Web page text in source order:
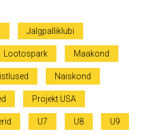
Jalgpalliklubi
Lootospark Maakond
Naiskond
Projekt USA
U7 U8 U9